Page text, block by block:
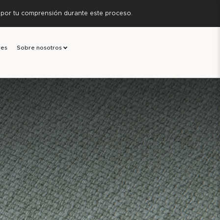
tu comprensión durante este proceso.
Sobre nosotros